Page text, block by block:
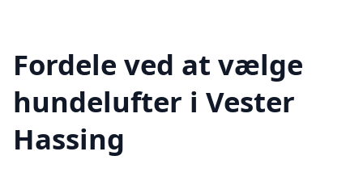
Fordele ved at vælge
hundelufter i Vester
Hassing